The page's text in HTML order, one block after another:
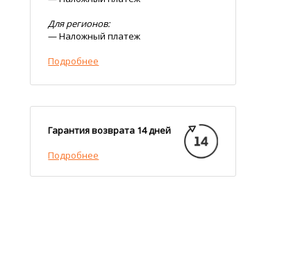
Для регионов:
— Наложный платеж
Подробнее
Гарантия возврата 14 дней
Подробнее